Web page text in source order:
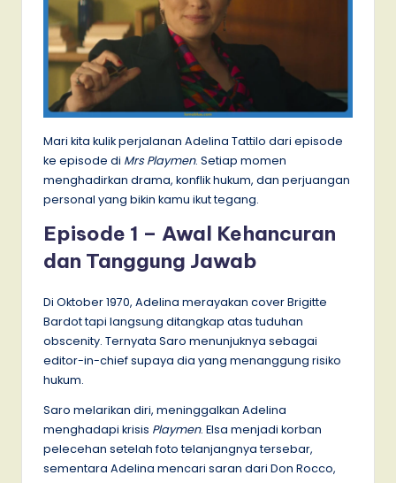
Mari kita kulik perjalanan Adelina Tattilo dari episode
ke episode di Mrs Playmen. Setiap momen
menghadirkan drama, konflik hukum, dan perjuangan
personal yang bikin kamu ikut tegang.
Episode 1 – Awal Kehancuran
dan Tanggung Jawab
Di Oktober 1970, Adelina merayakan cover Brigitte
Bardot tapi langsung ditangkap atas tuduhan
obscenity. Ternyata Saro menunjuknya sebagai
editor-in-chief supaya dia yang menanggung risiko
hukum.
Saro melarikan diri, meninggalkan Adelina
menghadapi krisis Playmen. Elsa menjadi korban
pelecehan setelah foto telanjangnya tersebar,
sementara Adelina mencari saran dari Don Rocco,